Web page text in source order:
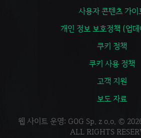
사용자 콘텐츠 가이
개인 정보 보호정책 (업
쿠키 정책
쿠키 사용 정책
고객 지원
보도 자료
웹 사이트 운영: GOG Sp. z o.o. ©
ALL RIGHTS